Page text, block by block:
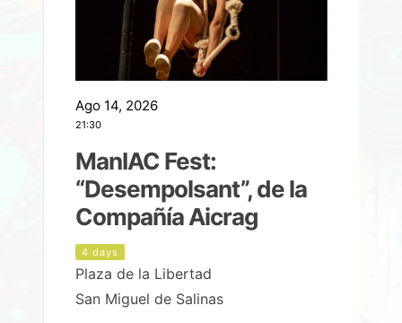
Ago 14, 2026
21:30
ManIAC Fest:
“Desempolsant”, de la
Compañía Aicrag
4 days
Plaza de la Libertad
San Miguel de Salinas